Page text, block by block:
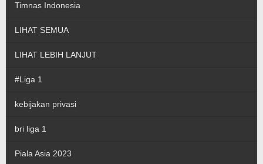
Timnas Indonesia
LIHAT SEMUA
LIHAT LEBIH LANJUT
#Liga 1
kebijakan privasi
bri liga 1
Piala Asia 2023